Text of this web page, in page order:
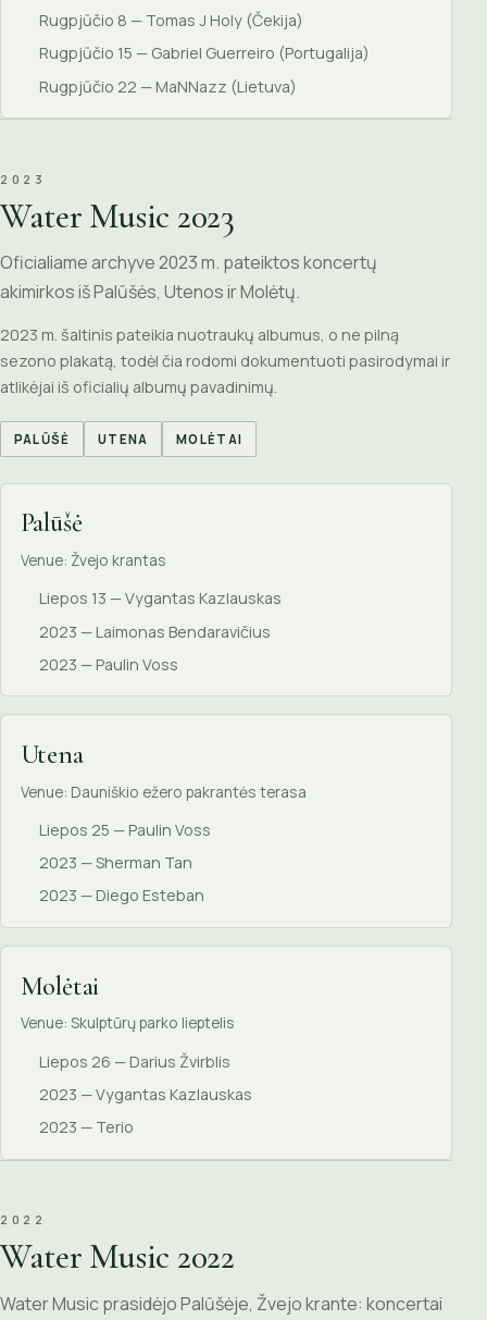
Rugpjūčio 8 — Tomas J Holy (Čekija)
Rugpjūčio 15 — Gabriel Guerreiro (Portugalija)
Rugpjūčio 22 — MaNNazz (Lietuva)
2023
Water Music 2023
Oficialiame archyve 2023 m. pateiktos koncertų
akimirkos iš Palūšės, Utenos ir Molėtų.
2023 m. šaltinis pateikia nuotraukų albumus, o ne pilną
sezono plakatą, todėl čia rodomi dokumentuoti pasirodymai ir
atlikėjai iš oficialių albumų pavadinimų.
PALŪŠĖ UTENA MOLĖTAI
Palūšė
Venue: Žvejo krantas
Liepos 13 — Vygantas Kazlauskas
2023 — Laimonas Bendaravičius
2023 — Paulin Voss
Utena
Venue: Dauniškio ežero pakrantės terasa
Liepos 25 — Paulin Voss
2023 — Sherman Tan
2023 — Diego Esteban
Molėtai
Venue: Skulptūrų parko lieptelis
Liepos 26 — Darius Žvirblis
2023 — Vygantas Kazlauskas
2023 — Terio
2022
Water Music 2022
Water Music prasidėjo Palūšėje, Žvejo krante: koncertai